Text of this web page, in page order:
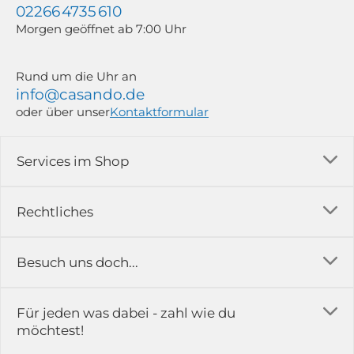
Rechtliches
Impressum
Rückgabe & Reklamation
Services im Shop
Versandkosten
Erfahrungsberichte & Bewertungen
Kontakt
Besuch uns doch...
in der Ausstellung...
02266 4735 610
Morgen geöffnet ab 7:00 Uhr
Rund um die Uhr an
info@casando.de
oder über unserKontaktformular
Für jeden was dabei - zahl wie du
möchtest!